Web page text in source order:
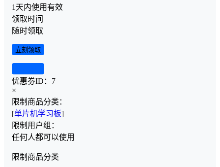
1天内使用有效
领取时间
随时领取
立刻领取
优惠劵ID： 7
×
限制商品分类：
[单片机学习板]
限制用户组：
任何人都可以使用
限制商品分类